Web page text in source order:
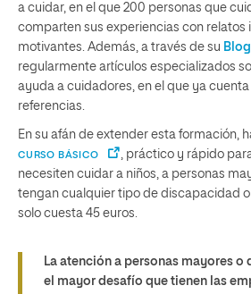
a cuidar, en el que 200 personas que
comparten sus experiencias con relatos
motivantes. Además, a través de su
regularmente artículos especializados
ayuda a cuidadores, en el que ya
referencias.
En su afán de extender esta formación,
CURSO BÁSICO
, práctico y rápido
necesiten cuidar a niños, a personas
tengan cualquier tipo de discapacidad
solo cuesta 45 euros.
La atención a personas mayores o
el mayor desafío que tienen las